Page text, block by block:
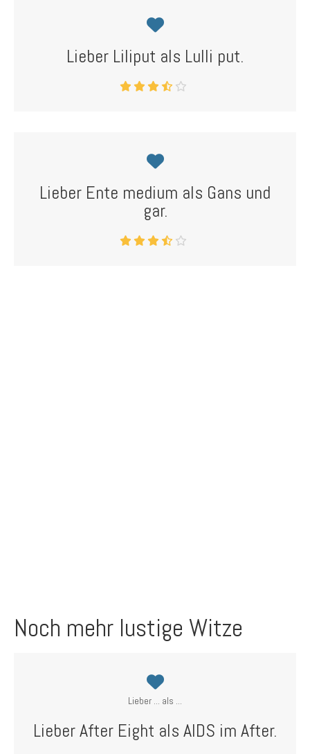
Lieber Liliput als Lulli put.
Lieber Ente medium als Gans und
gar.
Noch mehr lustige Witze
Lieber ... als ...
Lieber After Eight als AIDS im After.